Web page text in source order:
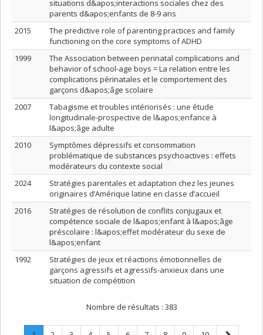
situations d&apos;interactions sociales chez des
parents d&apos;enfants de 8-9 ans
2015
The predictive role of parenting practices and family
functioning on the core symptoms of ADHD
1999
The Association between perinatal complications and
behavior of school-age boys = La relation entre les
complications périnatales et le comportement des
garçons d&apos;âge scolaire
2007
Tabagisme et troubles intériorisés : une étude
longitudinale-prospective de l&apos;enfance à
l&apos;âge adulte
2010
Symptômes dépressifs et consommation
problématique de substances psychoactives : effets
modérateurs du contexte social
2024
Stratégies parentales et adaptation chez les jeunes
originaires d’Amérique latine en classe d’accueil
2016
Stratégies de résolution de conflits conjugaux et
compétence sociale de l&apos;enfant à l&apos;âge
préscolaire : l&apos;effet modérateur du sexe de
l&apos;enfant
1992
Stratégies de jeux et réactions émotionnelles de
garçons agressifs et agressifs-anxieux dans une
situation de compétition
Nombre de résultats : 383